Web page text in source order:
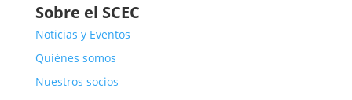
Sobre el SCEC
Noticias y Eventos
Quiénes somos
Nuestros socios